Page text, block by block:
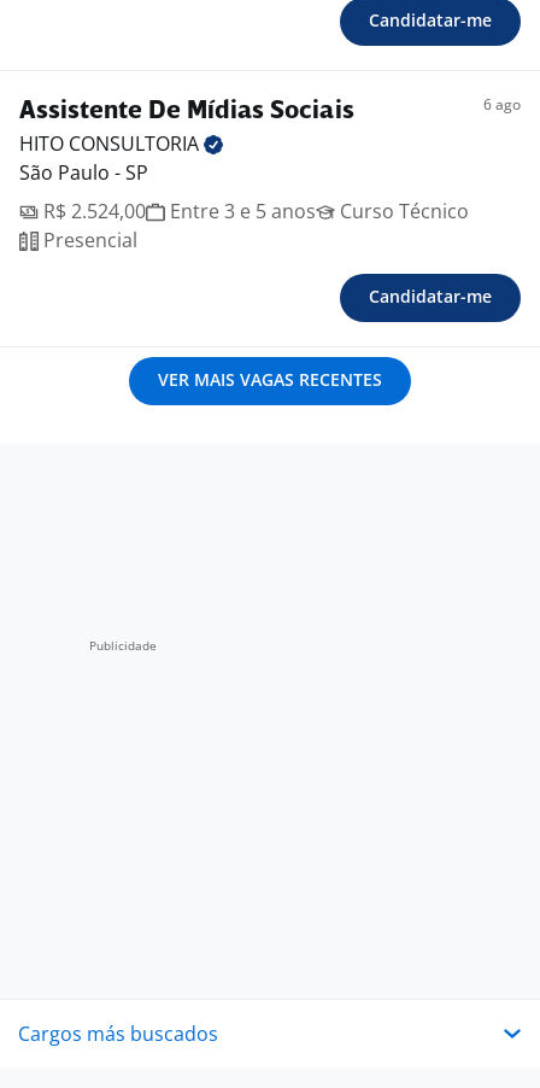
Candidatar-me
Assistente De Mídias Sociais 6 ago
HITO CONSULTORIA
São Paulo - SP
R$ 2.524,00
Entre 3 e 5 anos
Curso Técnico
Presencial
Candidatar-me
VER MAIS VAGAS RECENTES
Cargos más buscados